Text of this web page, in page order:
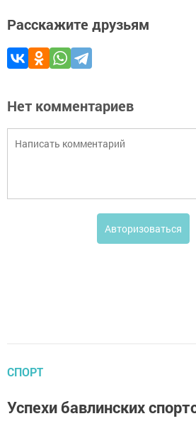
Расскажите друзьям
Нет комментариев
Авторизоваться
СПОРТ
Успехи бавлинских